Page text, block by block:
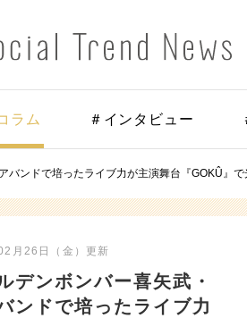
ラム ＃インタビュー
バンドで培ったライブ力が主演舞台『GOKÛ』で
月26日（金）更新
デンボンバー喜矢武・
ンドで培ったライブ力